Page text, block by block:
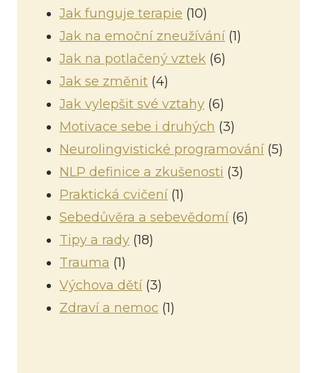
Jak funguje terapie (10)
Jak na emoční zneužívání (1)
Jak na potlačený vztek (6)
Jak se změnit (4)
Jak vylepšit své vztahy (6)
Motivace sebe i druhých (3)
Neurolingvistické programování (5)
NLP definice a zkušenosti (3)
Praktická cvičení (1)
Sebedůvěra a sebevědomí (6)
Tipy a rady (18)
Trauma (1)
Výchova dětí (3)
Zdraví a nemoc (1)